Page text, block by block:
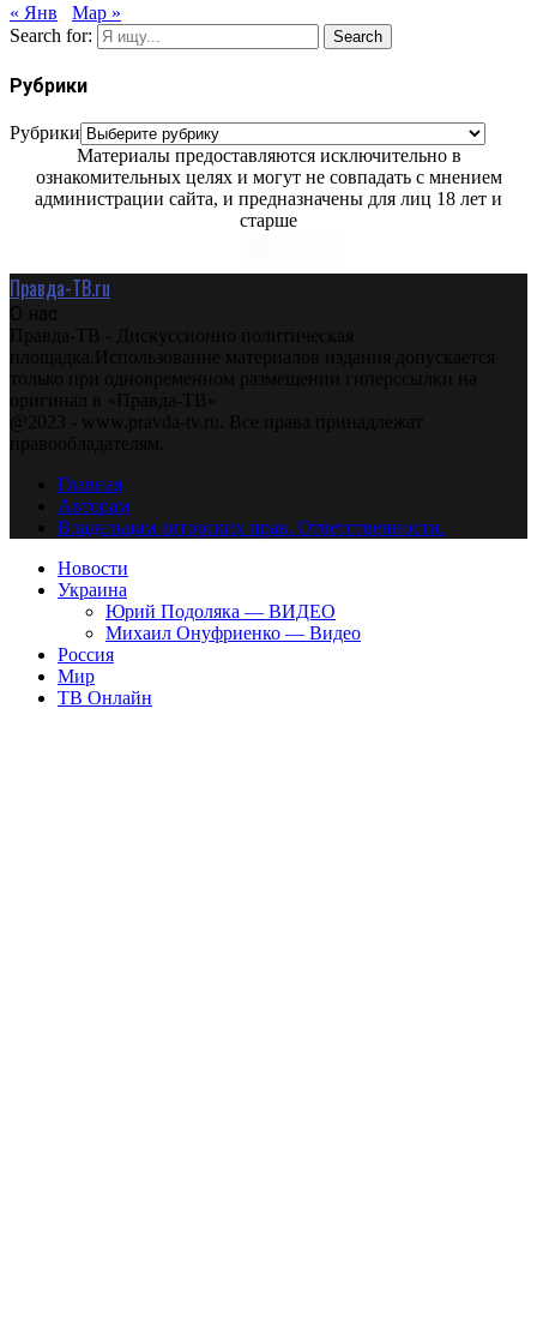
« Янв
Мар »
Search for:
Search
Рубрики
Рубрики
Материалы предоставляются исключительно в
ознакомительных целях и могут не совпадать с мнением
администрации сайта, и предназначены для лиц 18 лет и
старше
Правда-ТВ.ru
О нас
Правда-ТВ - Дискуссионно политическая
площадка.Использование материалов издания допускается
только при одновременном размещении гиперссылки на
оригинал в «Правда-ТВ»
@2023 - www.pravda-tv.ru. Все права принадлежат
правообладателям.
Главная
Авторам
Владельцам авторских прав. Ответственности.
Новости
Украина
Юрий Подоляка — ВИДЕО
Михаил Онуфриенко — Видео
Россия
Мир
ТВ Онлайн